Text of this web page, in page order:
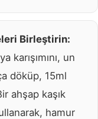
Birleştirin:
karışımını, un
döküp, 15ml
ahşap kaşık
hamur